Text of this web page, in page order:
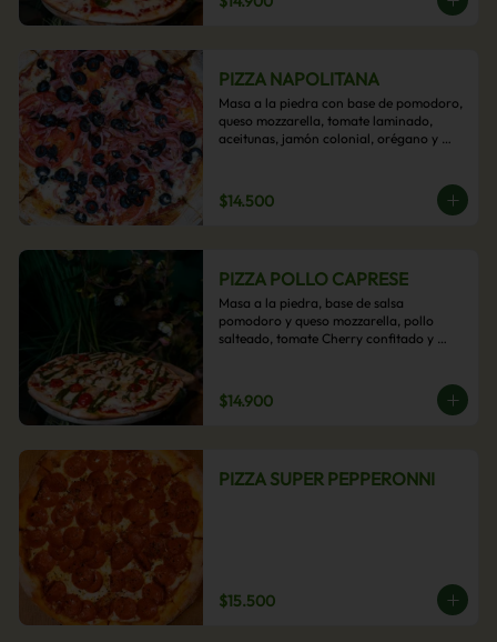
PIZZA NAPOLITANA
Masa a la piedra con base de pomodoro,
queso mozzarella, tomate laminado,
aceitunas, jamón colonial, orégano y
$14.500
PIZZA POLLO CAPRESE
Masa a la piedra, base de salsa
pomodoro y queso mozzarella, pollo
salteado, tomate Cherry confitado y
$14.900
PIZZA SUPER PEPPERONNI
$15.500